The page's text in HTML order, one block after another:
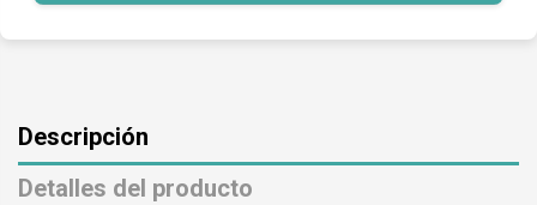
Descripción
Detalles del producto